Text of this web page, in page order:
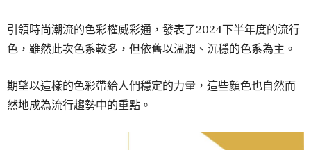
引領時尚潮流的色彩權威彩通，發表了2024下半年度的流行
色，雖然此次色系較多，但依舊以溫潤、沉穩的色系為主。
期望以這樣的色彩帶給人們穩定的力量，這些顏色也自然而
然地成為流行趨勢中的重點。